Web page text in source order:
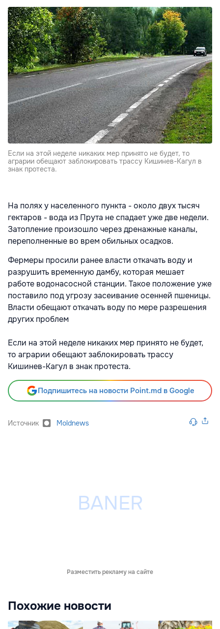
Если на этой неделе никаких мер принято не будет, то
аграрии обещают заблокировать трассу Кишинев-Кагул в
знак протеста.
На полях у населенного пункта - около двух тысяч
гектаров - вода из Прута не спадает уже две недели.
Затопление произошло через дренажные каналы,
переполненные во врем обильных осадков.
Фермеры просили ранее власти откачать воду и
разрушить временную дамбу, которая мешает
работе водонасосной станции. Такое положение уже
поставило под угрозу засеивание осенней пшеницы.
Власти обещают откачать воду по мере разрешения
других проблем
Если на этой неделе никаких мер принято не будет,
то аграрии обещают заблокировать трассу
Кишинев-Кагул в знак протеста.
Подпишитесь на новости Point.md в Google
Источник Moldnews
Разместить рекламу на сайте
Похожие новости